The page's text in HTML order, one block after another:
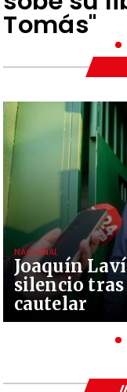
Tomás"
Joaquín
silencio tras
cautelar
NACIONAL